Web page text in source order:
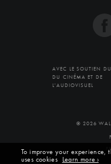
AVEC LE SOUTIEN
DU CINÉMA ET DE
L'AUDIOVISUEL
© 2026
To improve your experience,
uses cookies Learn more ›